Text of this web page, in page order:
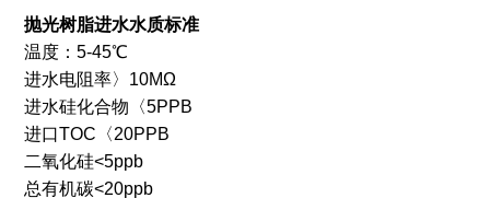
抛光树脂进水水质标准
温度：5-45℃
进水电阻率〉10MΩ
进水硅化合物〈5PPB
进口TOC〈20PPB
二氧化硅<5ppb
总有机碳<20ppb